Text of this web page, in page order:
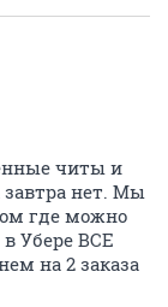
читы и
завтра нет. Мы
где можно
Убере ВСЕ
на 2 заказа